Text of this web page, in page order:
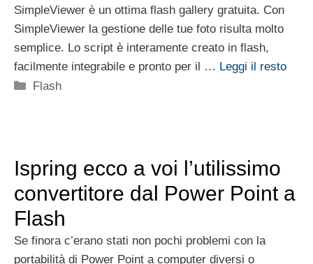
SimpleViewer è un ottima flash gallery gratuita. Con
SimpleViewer la gestione delle tue foto risulta molto
semplice. Lo script è interamente creato in flash,
facilmente integrabile e pronto per il … Leggi il resto
Categorie
Flash
Ispring ecco a voi l’utilissimo
convertitore dal Power Point a
Flash
Se finora c’erano stati non pochi problemi con la
portabilità di Power Point a computer diversi o